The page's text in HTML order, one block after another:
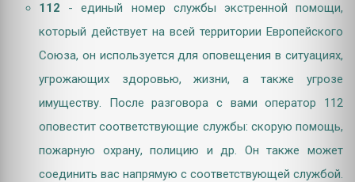
112 - единый номер службы экстренной помощи,
который действует на всей территории Европейского
Союза, он используется для оповещения в ситуациях,
угрожающих здоровью, жизни, а также угрозе
имуществу. После разговора с вами оператор 112
оповестит соответствующие службы: скорую помощь,
пожарную охрану, полицию и др. Он также может
соединить вас напрямую с соответствующей службой.